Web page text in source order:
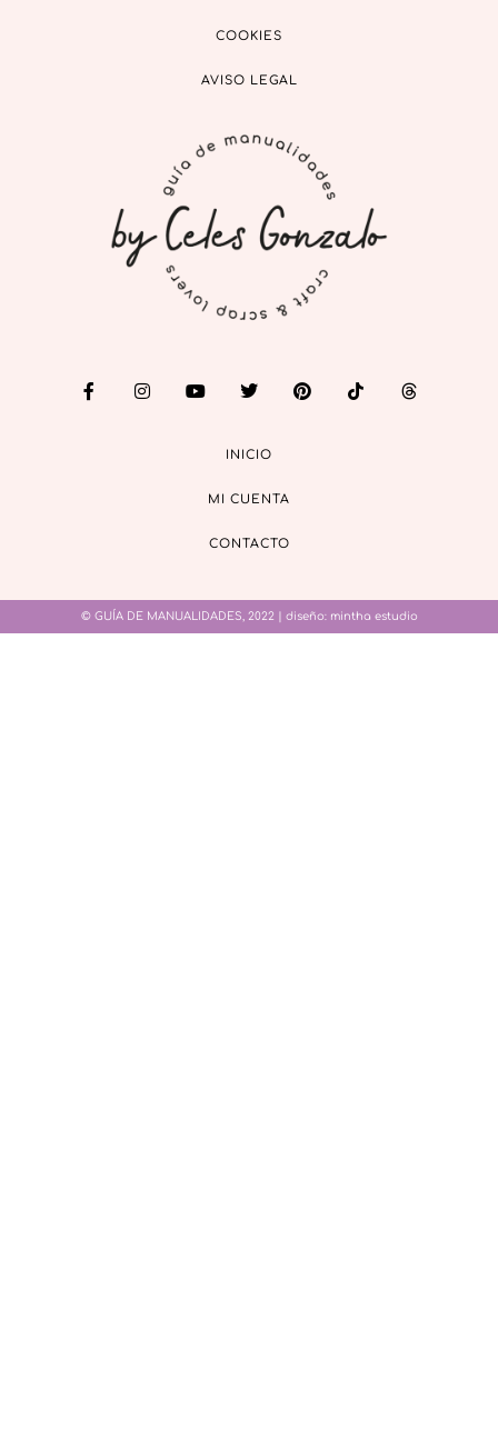
COOKIES
AVISO LEGAL
INICIO
MI CUENTA
CONTACTO
© GUÍA DE MANUALIDADES, 2022 | diseño: mintha estudio